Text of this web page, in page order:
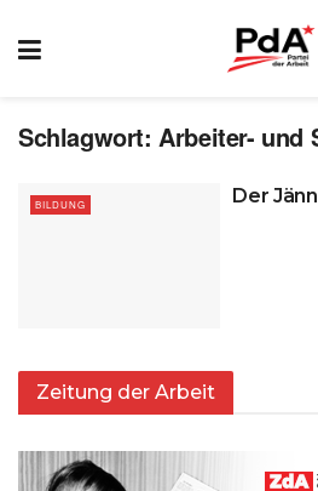
Schlagwort:Arbeiter- und
BILDUNG Der
Zeitung der Arbeit